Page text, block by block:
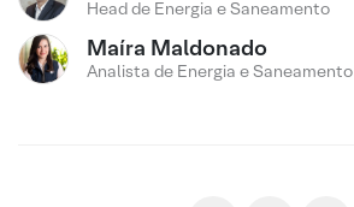
Head de Energia e Saneamento
Maíra Maldonado
Analista de Energia e Saneamento